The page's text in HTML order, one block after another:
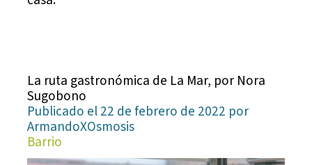
La ruta gastronómica de La Mar, por Nora
Sugobono
Publicado el 22 de febrero de 2022 por
ArmandoXOsmosis
Barrio